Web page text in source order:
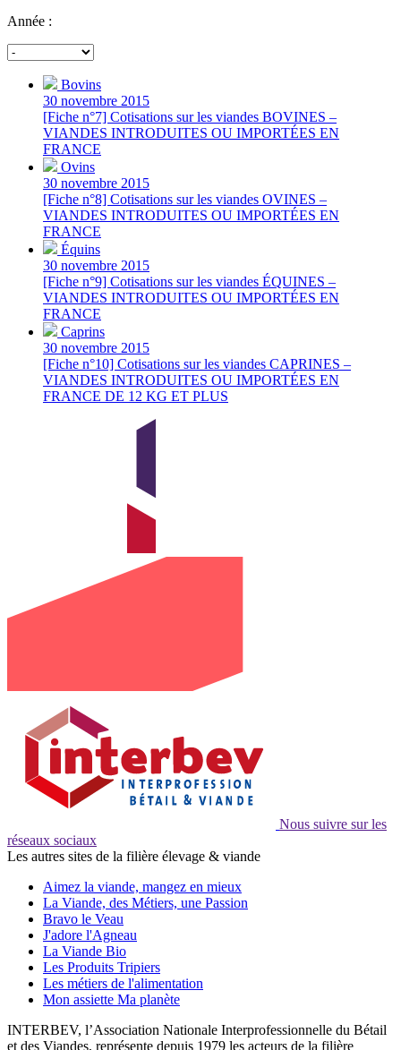
Année :
Bovins
30 novembre 2015
[Fiche n°7] Cotisations sur les viandes BOVINES –
VIANDES INTRODUITES OU IMPORTÉES EN
FRANCE
Ovins
30 novembre 2015
[Fiche n°8] Cotisations sur les viandes OVINES –
VIANDES INTRODUITES OU IMPORTÉES EN
FRANCE
Équins
30 novembre 2015
[Fiche n°9] Cotisations sur les viandes ÉQUINES –
VIANDES INTRODUITES OU IMPORTÉES EN
FRANCE
Caprins
30 novembre 2015
[Fiche n°10] Cotisations sur les viandes CAPRINES –
VIANDES INTRODUITES OU IMPORTÉES EN
FRANCE DE 12 KG ET PLUS
Nous suivre sur les
réseaux sociaux
Les autres sites de la filière élevage & viande
Aimez la viande, mangez en mieux
La Viande, des Métiers, une Passion
Bravo le Veau
J'adore l'Agneau
La Viande Bio
Les Produits Tripiers
Les métiers de l'alimentation
Mon assiette Ma planète
INTERBEV, l’Association Nationale Interprofessionnelle du Bétail
et des Viandes, représente depuis 1979 les acteurs de la filière